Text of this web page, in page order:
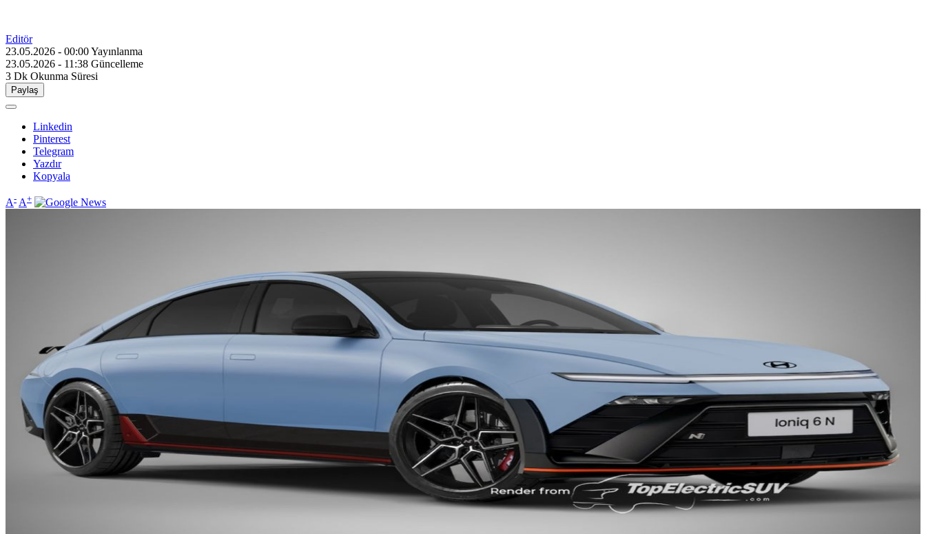
Editör
23.05.2026 - 00:00Yayınlanma
23.05.2026 - 11:38 Güncelleme
3 Dk Okunma Süresi
Paylaş
Linkedin
Pinterest
Telegram
Yazdır
Kopyala
A- A+